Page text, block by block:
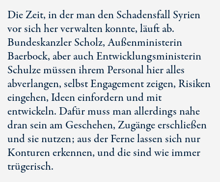
Die Zeit, in der man den Schadensfall Syrien
vor sich her verwalten konnte, läuft ab.
Bundeskanzler Scholz, Außenministerin
Baerbock, aber auch Entwicklungsministerin
Schulze müssen ihrem Personal hier alles
abverlangen, selbst Engagement zeigen, Risiken
eingehen, Ideen einfordern und mit
entwickeln. Dafür muss man allerdings nahe
dran sein am Geschehen, Zugänge erschließen
und sie nutzen; aus der Ferne lassen sich nur
Konturen erkennen, und die sind wie immer
trügerisch.